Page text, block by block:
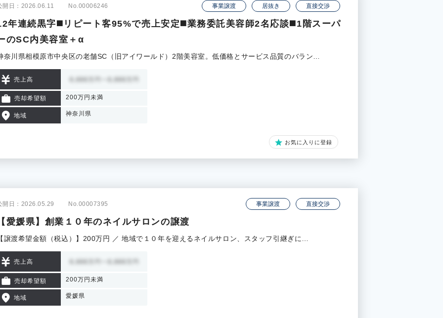
開日：2026.06.11 No.00006246 事業譲渡 居抜き 直接交渉
年連続黒字◼️リピート客95%で売上安定◼️業務委託美容師2名応談◼️1階スーパ
のSC内美容室＋α
奈川県相模原市中央区の老舗SC（旧アイワールド）2階美容室。低価格とサービス品質のバラン…
売上高
売却希望額 200万円未満
地域 神奈川県
お気に入りに登録
開日：2026.05.29 No.00007395 事業譲渡 直接交渉
愛媛県】創業１０年のネイルサロンの譲渡
譲渡希望金額（税込）】200万円 ／ 地域で１０年を迎えるネイルサロン、スタッフ引継ぎに…
売上高
売却希望額 200万円未満
地域 愛媛県